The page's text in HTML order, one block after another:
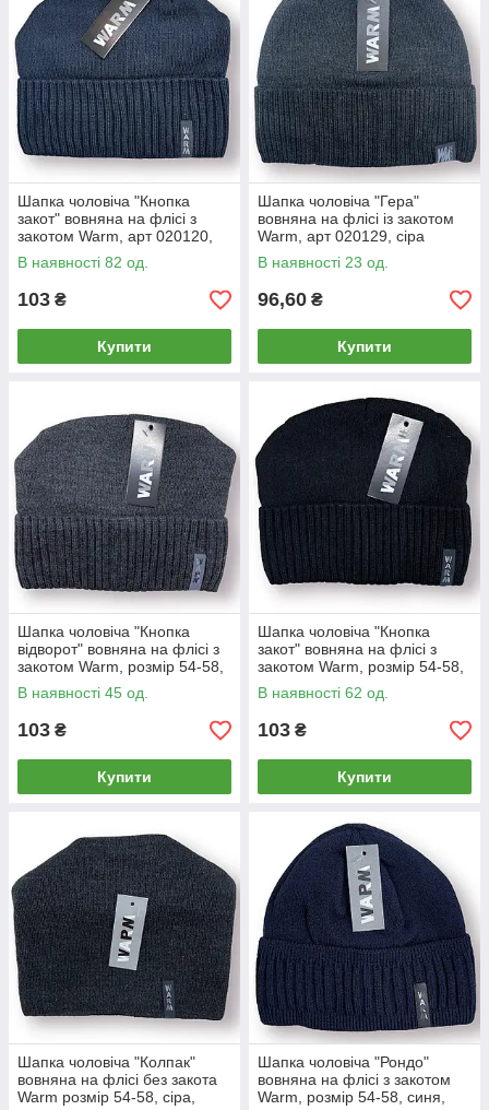
Шапка чоловіча "Кнопка
закот" вовняна на флісі з
закотом Warm, арт 020120,
синя
В наявності 82 од.
103 ₴
Купити
Шапка чоловіча "Гера"
вовняна на флісі із закотом
Warm, арт 020129, сіра
В наявності 23 од.
96,60 ₴
Купити
Шапка чоловіча "Кнопка
відворот" вовняна на флісі з
закотом Warm, розмір 54-58,
сіра, 020131
В наявності 45 од.
103 ₴
Купити
Шапка чоловіча "Кнопка
закот" вовняна на флісі з
закотом Warm, розмір 54-58,
чорна, 020142
В наявності 62 од.
103 ₴
Купити
Шапка чоловіча "Колпак"
вовняна на флісі без закота
Warm розмір 54-58, сіра,
Шапка чоловіча "Рондо"
вовняна на флісі з закотом
Warm, розмір 54-58, синя,